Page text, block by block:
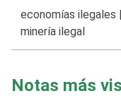
economías ilegales |
minería ilegal
Notas más